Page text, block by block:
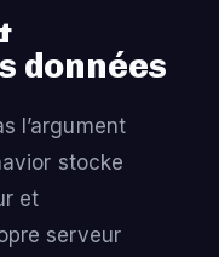
données
l’argument
stocke
et
serveur